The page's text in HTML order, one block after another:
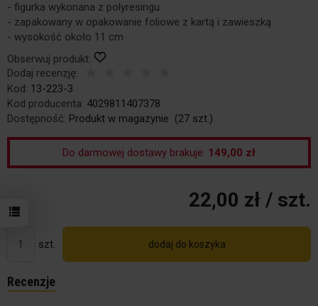
- figurka wykonana z polyresingu
- zapakowany w opakowanie foliowe z kartą i zawieszką
- wysokość około 11 cm
Obserwuj produkt:
Dodaj recenzję:
Kod: 13-223-3
Kod producenta: 4029811407378
Dostępność: Produkt w magazynie (27 szt.)
Do darmowej dostawy brakuje: 149,00 zł
22,00 zł / szt.
szt. dodaj do koszyka
Recenzje